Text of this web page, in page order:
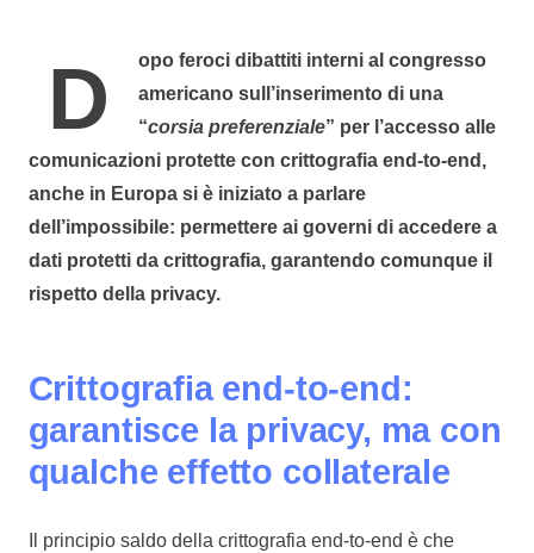
Dopo feroci dibattiti interni al congresso
americano sull’inserimento di una
“corsia preferenziale” per l’accesso alle
comunicazioni protette con crittografia end-to-end,
anche in Europa si è iniziato a parlare
dell’impossibile: permettere ai governi di accedere a
dati protetti da crittografia, garantendo comunque il
rispetto della privacy.
Crittografia end-to-end:
garantisce la privacy, ma con
qualche effetto collaterale
Il principio saldo della crittografia end-to-end è che